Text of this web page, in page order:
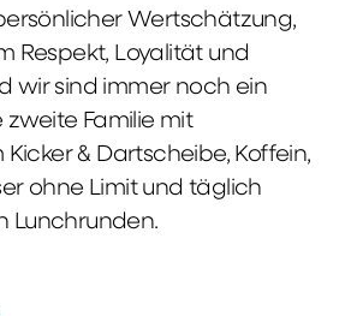
Wertschätzung,
Respekt, Loyalität und
wir sind immer noch ein
zweite Familie mit
& Dartscheibe, Koffein,
ohne Limit und täglich
Lunchrunden.